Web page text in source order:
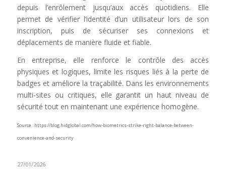
depuis l’enrôlement jusqu’aux accès quotidiens. Elle
permet de vérifier l’identité d’un utilisateur lors de son
inscription, puis de sécuriser ses connexions et
déplacements de manière fluide et fiable.
En entreprise, elle renforce le contrôle des accès
physiques et logiques, limite les risques liés à la perte de
badges et améliore la traçabilité. Dans les environnements
multi-sites ou critiques, elle garantit un haut niveau de
sécurité tout en maintenant une expérience homogène.
Source : https://blog.hidglobal.com/how-biometrics-strike-right-balance-between-
convenience-and-security
27/01/2026